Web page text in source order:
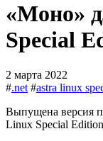
«Моно»
Special
2 марта 2022
#.net #astra linux
Выпущена версия
Linux Special